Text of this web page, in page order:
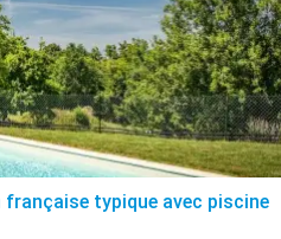
typique avec piscine